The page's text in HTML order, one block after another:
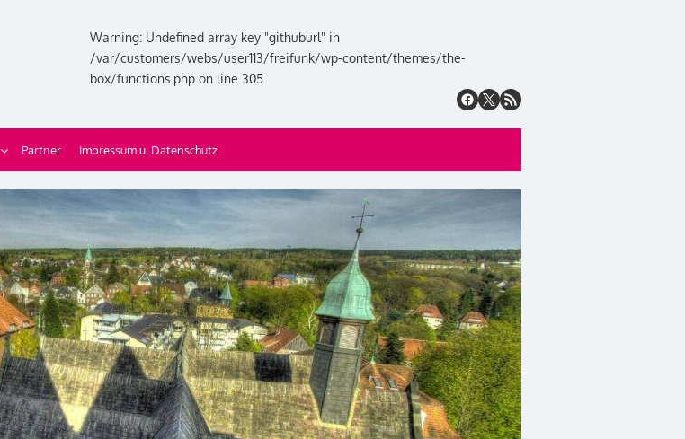
Warning: Undefined array key "githuburl" in
/var/customers/webs/user113/freifunk/wp-content/themes/the-
box/functions.php on line 305
Partner Impressum u. Datenschutz